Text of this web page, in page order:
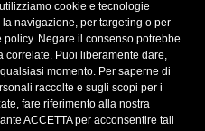
cookie e tecnologie
navigazione, per targeting o per
Negare il consenso potrebbe
Puoi liberamente dare,
momento. Per saperne di
raccolte e sugli scopi per i
fare riferimento alla nostra
ACCETTA per acconsentire tali